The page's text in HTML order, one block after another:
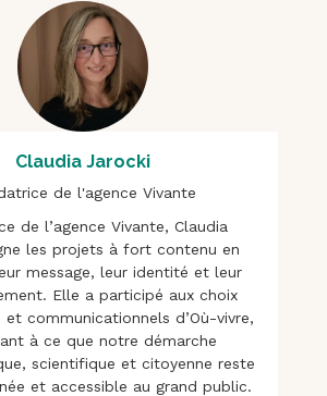
Claudia Jarocki
de l'agence Vivante
de l’agence Vivante, Claudia
les projets à fort contenu en
message, leur identité et leur
Elle a participé aux choix
et communicationnels d’Où-vivre,
à ce que notre démarche
scientifique et citoyenne reste
et accessible au grand public.